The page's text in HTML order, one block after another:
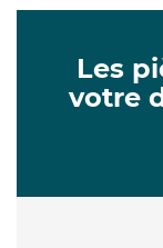
Les
votre